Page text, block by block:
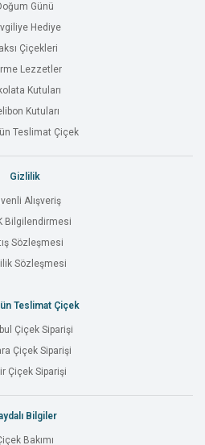
Günü
Hediye
Çiçekleri
Lezzetler
Kutuları
Kutuları
Teslimat Çiçek
Gizlilik
Alışveriş
Bilgilendirmesi
Sözleşmesi
Sözleşmesi
Teslimat Çiçek
Çiçek Siparişi
Çiçek Siparişi
Çiçek Siparişi
Bilgiler
Bakımı